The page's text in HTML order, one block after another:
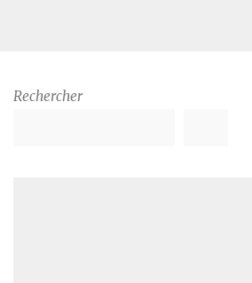
Rechercher